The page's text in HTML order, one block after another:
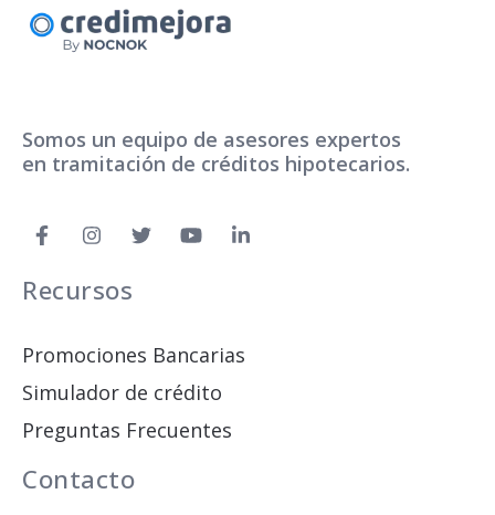
Somos un equipo de asesores expertos
en tramitación de créditos hipotecarios.
Recursos
Promociones Bancarias
Simulador de crédito
Preguntas Frecuentes
Contacto